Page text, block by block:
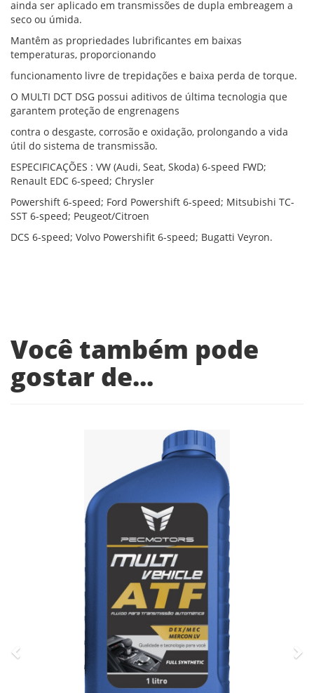
ainda ser aplicado em transmissões de dupla embreagem a
seco ou úmida.
Mantêm as propriedades lubrificantes em baixas
temperaturas, proporcionando
funcionamento livre de trepidações e baixa perda de torque.
O MULTI DCT DSG possui aditivos de última tecnologia que
garantem proteção de engrenagens
contra o desgaste, corrosão e oxidação, prolongando a vida
útil do sistema de transmissão.
ESPECIFICAÇÕES : VW (Audi, Seat, Skoda) 6-speed FWD;
Renault EDC 6-speed; Chrysler
Powershift 6-speed; Ford Powershift 6-speed; Mitsubishi TC-
SST 6-speed; Peugeot/Citroen
DCS 6-speed; Volvo Powershifit 6-speed; Bugatti Veyron.
Você também pode
gostar de...